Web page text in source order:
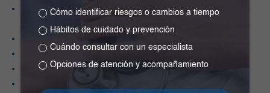
Médicos investigadores epidemiólogos / asesores
metodológicos
Química farmacéutica de investigación
Bacterióloga de investigación
Cómo identificar riesgos o cambios a tiempo
Hábitos de cuidado y prevención
Cuándo consultar con un especialista
Opciones de atención y acompañamiento